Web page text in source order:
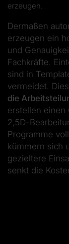
erzeugen.
Dermaßen
erzeugen ein
und
Fachkräfte.
sind in
vermeidet.
die
erstellen einen
2,5D-
Programme
kümmern sich
gezieltere
senkt die